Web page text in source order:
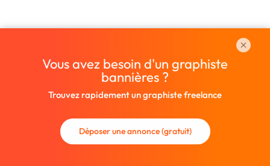
Vous avez besoin d'un graphiste
bannières ?
Trouvez rapidement un graphiste freelance
Déposer une annonce (gratuit)